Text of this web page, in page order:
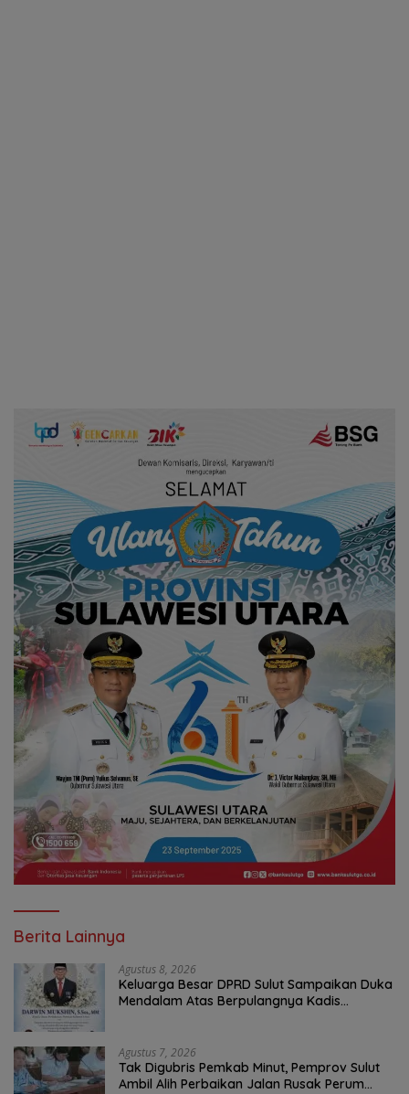
Berita Lainnya
Agustus 8, 2026
Keluarga Besar DPRD Sulut Sampaikan Duka
Mendalam Atas Berpulangnya Kadis
Agustus 7, 2026
Tak Digubris Pemkab Minut, Pemprov Sulut
Ambil Alih Perbaikan Jalan Rusak Perum